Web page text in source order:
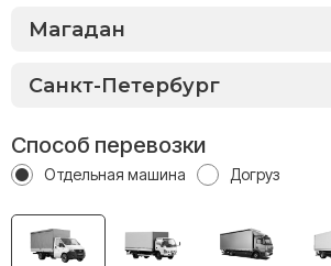
Способ перевозки
Отдельная машина Догруз